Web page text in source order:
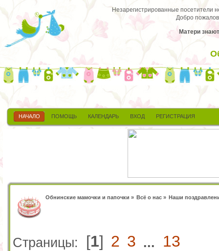
Незарегистрированные посетители
Добро
Матери
НАЧАЛО ПОМОЩЬ КАЛЕНДАРЬ ВХОД РЕГИСТРАЦИЯ
Обнинские мамочки и папочки » Всё о нас» Наши
Страницы: [1] 2 3 ... 13